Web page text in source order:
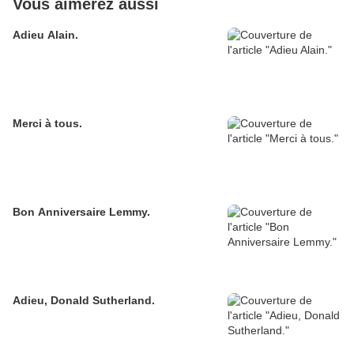
Vous aimerez aussi
Adieu Alain.
Merci à tous.
Bon Anniversaire Lemmy.
Adieu, Donald Sutherland.